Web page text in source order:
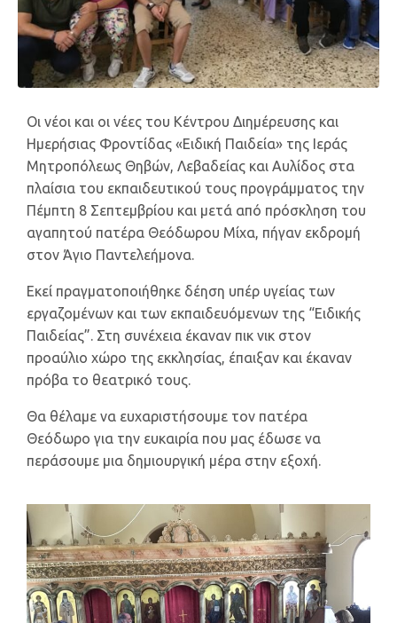
Οι νέοι και οι νέες του Κέντρου Διημέρευσης και
Ημερήσιας Φροντίδας «Ειδική Παιδεία» της Ιεράς
Μητροπόλεως Θηβών, Λεβαδείας και Αυλίδος στα
πλαίσια του εκπαιδευτικού τους προγράμματος την
Πέμπτη 8 Σεπτεμβρίου και μετά από πρόσκληση του
αγαπητού πατέρα Θεόδωρου Μίχα, πήγαν εκδρομή
στον Άγιο Παντελεήμονα.
Εκεί πραγματοποιήθηκε δέηση υπέρ υγείας των
εργαζομένων και των εκπαιδευόμενων της “Ειδικής
Παιδείας”. Στη συνέχεια έκαναν πικ νικ στον
προαύλιο χώρο της εκκλησίας, έπαιξαν και έκαναν
πρόβα το θεατρικό τους.
Θα θέλαμε να ευχαριστήσουμε τον πατέρα
Θεόδωρο για την ευκαιρία που μας έδωσε να
περάσουμε μια δημιουργική μέρα στην εξοχή.